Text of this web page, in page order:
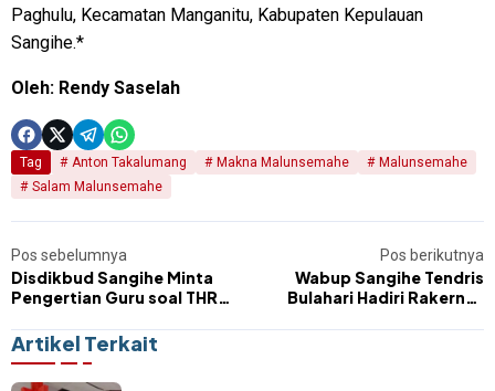
Paghulu, Kecamatan Manganitu, Kabupaten Kepulauan
Sangihe.*
Oleh: Rendy Saselah
Tag Anton Takalumang Makna Malunsemahe
Malunsemahe
Salam Malunsemahe
Pos sebelumnya
Disdikbud Sangihe Minta
Pengertian Guru soal THR
Pos berikutnya
Wabup Sangihe Tendris
Bulahari Hadiri Rakernas
Artikel Terkait